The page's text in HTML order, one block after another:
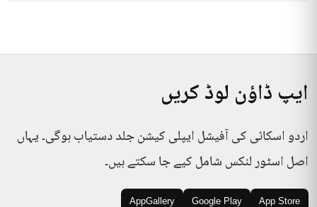
ایپ ڈاؤن لوڈ کریں
اردو اسکائی کی آفیشل ایپلی کیشن جلد دستیاب ہوگی۔ یہاں
اصل اسٹور لنکس شامل کیے جا سکتے ہیں۔
App Store
Google Play
AppGallery